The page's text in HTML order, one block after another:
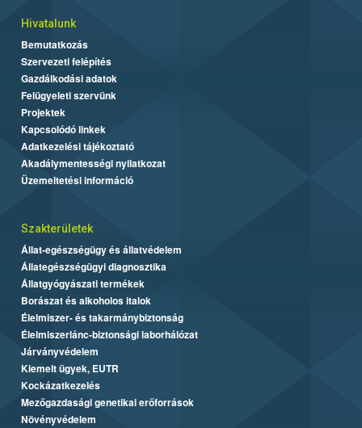
Hivatalunk
Bemutatkozás
Szervezeti felépítés
Gazdálkodási adatok
Felügyeleti szervünk
Projektek
Kapcsolódó linkek
Adatkezelési tájékoztató
Akadálymentességi nyilatkozat
Üzemeltetési információ
Szakterületek
Állat-egészségügy és állatvédelem
Állategészségügyi diagnosztika
Állatgyógyászati termékek
Borászat és alkoholos italok
Élelmiszer- és takarmánybiztonság
Élelmiszerlánc-biztonsági laborhálózat
Járványvédelem
Kiemelt ügyek, EUTR
Kockázatkezelés
Mezőgazdasági genetikai erőforrások
Növényvédelem